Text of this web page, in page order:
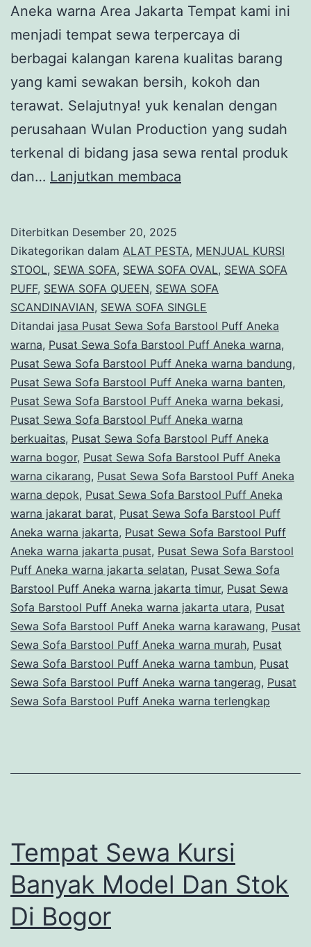
Aneka warna Area Jakarta Tempat kami ini
menjadi tempat sewa terpercaya di
berbagai kalangan karena kualitas barang
yang kami sewakan bersih, kokoh dan
terawat. Selajutnya! yuk kenalan dengan
perusahaan Wulan Production yang sudah
terkenal di bidang jasa sewa rental produk
dan… Lanjutkan membaca
Barstool
Puff
Aneka
warna
Area
Jakarta
Diterbitkan Desember 20, 2025
Dikategorikan dalam ALAT PESTA, MENJUAL KURSI
STOOL, SEWA SOFA, SEWA SOFA OVAL, SEWA SOFA
PUFF, SEWA SOFA QUEEN, SEWA SOFA
SCANDINAVIAN, SEWA SOFA SINGLE
Ditandai jasa Pusat Sewa Sofa Barstool Puff Aneka
warna, Pusat Sewa Sofa Barstool Puff Aneka warna,
Pusat Sewa Sofa Barstool Puff Aneka warna bandung,
Pusat Sewa Sofa Barstool Puff Aneka warna banten,
Pusat Sewa Sofa Barstool Puff Aneka warna bekasi,
Pusat Sewa Sofa Barstool Puff Aneka warna
berkuaitas, Pusat Sewa Sofa Barstool Puff Aneka
warna bogor, Pusat Sewa Sofa Barstool Puff Aneka
warna cikarang, Pusat Sewa Sofa Barstool Puff Aneka
warna depok, Pusat Sewa Sofa Barstool Puff Aneka
warna jakarat barat, Pusat Sewa Sofa Barstool Puff
Aneka warna jakarta, Pusat Sewa Sofa Barstool Puff
Aneka warna jakarta pusat, Pusat Sewa Sofa Barstool
Puff Aneka warna jakarta selatan, Pusat Sewa Sofa
Barstool Puff Aneka warna jakarta timur, Pusat Sewa
Sofa Barstool Puff Aneka warna jakarta utara, Pusat
Sewa Sofa Barstool Puff Aneka warna karawang, Pusat
Sewa Sofa Barstool Puff Aneka warna murah, Pusat
Sewa Sofa Barstool Puff Aneka warna tambun, Pusat
Sewa Sofa Barstool Puff Aneka warna tangerag, Pusat
Sewa Sofa Barstool Puff Aneka warna terlengkap
Tempat Sewa Kursi
Banyak Model Dan Stok
Di Bogor